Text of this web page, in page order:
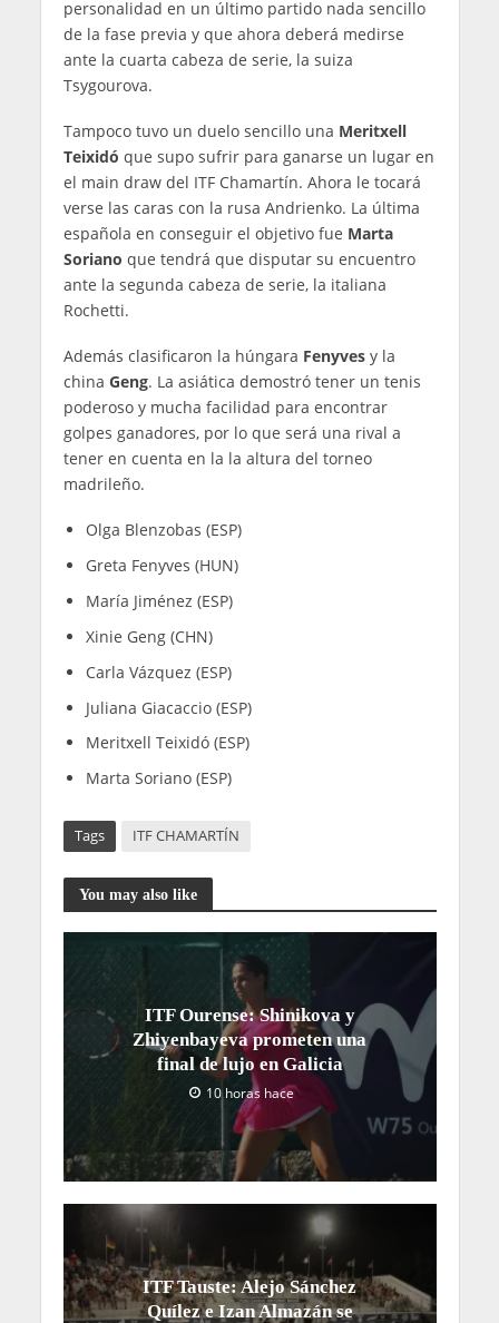
personalidad en un último partido nada sencillo
de la fase previa y que ahora deberá medirse
ante la cuarta cabeza de serie, la suiza
Tsygourova.
Tampoco tuvo un duelo sencillo una Meritxell
Teixidó que supo sufrir para ganarse un lugar en
el main draw del ITF Chamartín. Ahora le tocará
verse las caras con la rusa Andrienko. La última
española en conseguir el objetivo fue Marta
Soriano que tendrá que disputar su encuentro
ante la segunda cabeza de serie, la italiana
Rochetti.
Además clasificaron la húngara Fenyvesy la
china Geng. La asiática demostró tener un tenis
poderoso y mucha facilidad para encontrar
golpes ganadores, por lo que será una rival a
tener en cuenta en la la altura del torneo
madrileño.
Olga Blenzobas (ESP)
Greta Fenyves (HUN)
María Jiménez (ESP)
Xinie Geng (CHN)
Carla Vázquez (ESP)
Juliana Giacaccio (ESP)
Meritxell Teixidó (ESP)
Marta Soriano (ESP)
Tags ITF CHAMARTÍN
You may also like
ITF Ourense: Shinikova y
Zhiyenbayeva prometen una
final de lujo en Galicia
10 horas hace
ITF Tauste: Alejo Sánchez
Quílez e Izan Almazán se